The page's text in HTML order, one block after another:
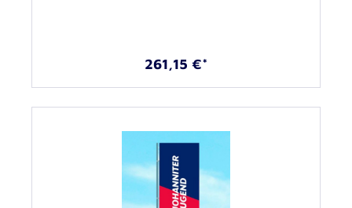
261,15 €*